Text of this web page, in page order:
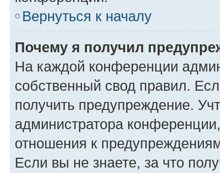
Вернуться к началу
Почему я получил
На каждой конференции
собственный свод правил.
получить предупреждение.
администратора
отношения к
Если вы не знаете, за что